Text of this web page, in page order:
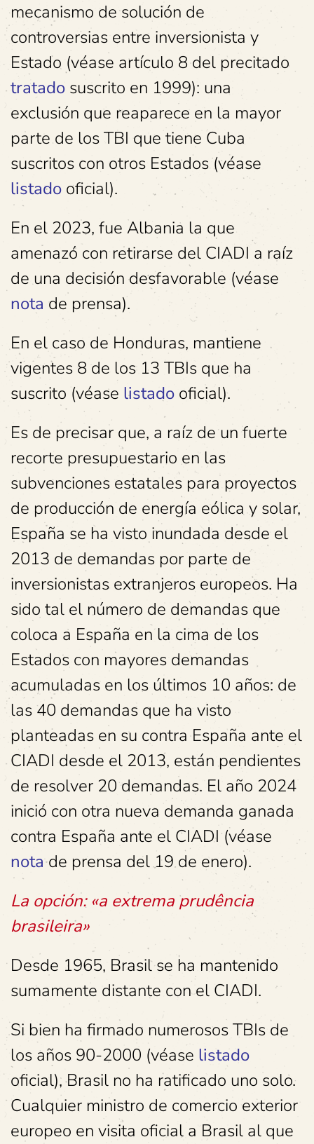
mecanismo de solución de
controversias entre inversionista y
Estado (véase artículo 8 del precitado
tratado suscrito en 1999): una
exclusión que reaparece en la mayor
parte de los TBI que tiene Cuba
suscritos con otros Estados (véase
listado oficial).
En el 2023, fue Albania la que
amenazó con retirarse del CIADI a raíz
de una decisión desfavorable (véase
nota de prensa).
En el caso de Honduras, mantiene
vigentes 8 de los 13 TBIs que ha
suscrito (véase listado oficial).
Es de precisar que, a raíz de un fuerte
recorte presupuestario en las
subvenciones estatales para proyectos
de producción de energía eólica y solar,
España se ha visto inundada desde el
2013 de demandas por parte de
inversionistas extranjeros europeos. Ha
sido tal el número de demandas que
coloca a España en la cima de los
Estados con mayores demandas
acumuladas en los últimos 10 años: de
las 40 demandas que ha visto
planteadas en su contra España ante el
CIADI desde el 2013, están pendientes
de resolver 20 demandas. El año 2024
inició con otra nueva demanda ganada
contra España ante el CIADI (véase
notade prensa del 19 de enero).
La opción: «a extrema prudência
brasileira»
Desde 1965, Brasil se ha mantenido
sumamente distante con el CIADI.
Si bien ha firmado numerosos TBIs de
los años 90-2000 (véase listado
oficial), Brasil no ha ratificado uno solo.
Cualquier ministro de comercio exterior
europeo en visita oficial a Brasil al que